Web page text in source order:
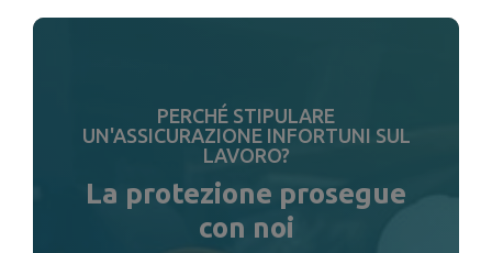
PERCHÉ STIPULARE
UN'ASSICURAZIONE INFORTUNI SUL
LAVORO?
La protezione prosegue
con noi